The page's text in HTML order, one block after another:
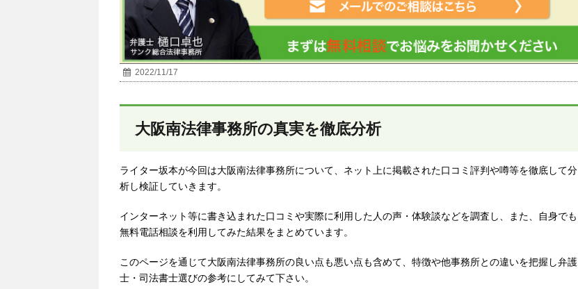
2022/11/17
大阪南法律事務所の真実を徹底分析
ライター坂本が今回は大阪南法律事務所について、ネット上に掲載された口コミ評判や噂等を徹底して分
析し検証していきます。
インターネット等に書き込まれた口コミや実際に利用した人の声・体験談などを調査し、
また、自身でも
無料電話相談を利用してみた結果をまとめています。
このページを通じて大阪南法律事務所の良い点も悪い点も含めて、特徴や他事務所との違いを把握し弁護
士・司法書士選びの参考にしてみて下さい。